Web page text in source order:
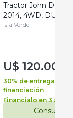
Tractor John Deere
2014, 4WD, DUAL
Isla Verde
U$ 120.000
30% de entrega +
financiación
Financialo en 3 años
Consultar